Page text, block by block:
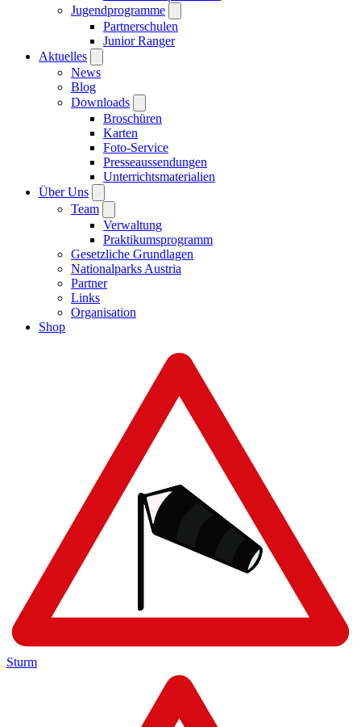
Jugendprogramme
Partnerschulen
Junior Ranger
Aktuelles
News
Blog
Downloads
Broschüren
Karten
Foto-Service
Presseaussendungen
Unterrichtsmaterialien
Über Uns
Team
Verwaltung
Praktikumsprogramm
Gesetzliche Grundlagen
Nationalparks Austria
Partner
Links
Organisation
Shop
Sturm